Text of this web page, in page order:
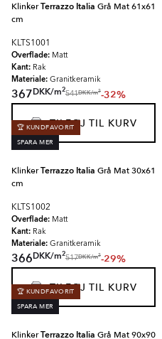
KlinkerTerrazzo Italia Grå Mat 61x61
cm
KLTS1001
Overflade: Matt
Kant: Rak
Materiale: Granitkeramik
367DKK/m2
541DKK/m2-32%
TILFØJ TIL KURV
🏆 KUNDFAVORIT
SPARA MER
KlinkerTerrazzo Italia Grå Mat 30x61
cm
KLTS1002
Overflade: Matt
Kant: Rak
Materiale: Granitkeramik
366DKK/m2
517DKK/m2-29%
TILFØJ TIL KURV
🏆 KUNDFAVORIT
SPARA MER
KlinkerTerrazzo Italia Grå Mat 90x90